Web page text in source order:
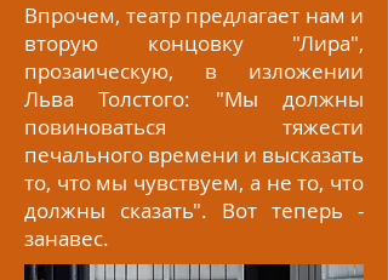
Впрочем, театр предлагает нам и
вторую концовку "Лира",
прозаическую, в изложении
Льва Толстого: "Мы должны
повиноваться тяжести
печального времени и высказать
то, что мы чувствуем, а не то, что
должны сказать". Вот теперь -
занавес.